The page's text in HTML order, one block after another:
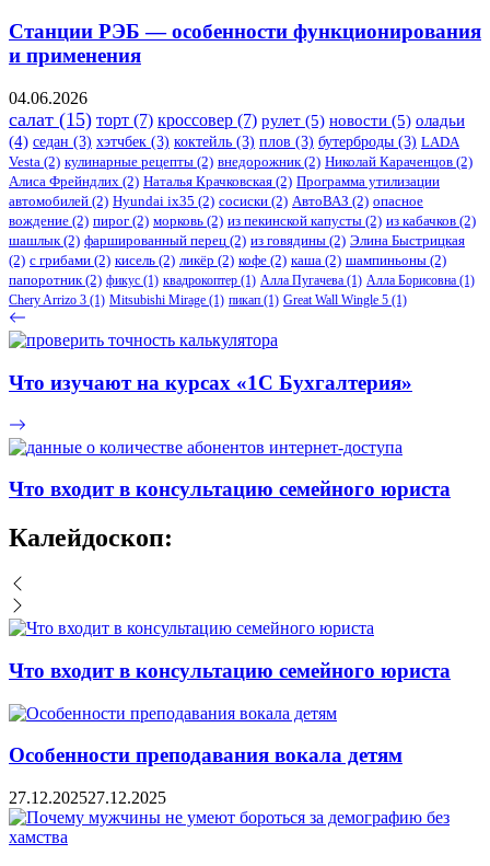
Станции РЭБ — особенности функционирования
и применения
04.06.2026
салат (15) торт (7) кроссовер (7) рулет (5) новости (5) оладьи
(4) седан (3) хэтчбек (3) коктейль (3) плов (3) бутерброды (3) LADA
Vesta (2) кулинарные рецепты (2) внедорожник(2) Николай Караченцов (2)
Алиса Фрейндлих (2) Наталья Крачковская (2) Программа утилизации
автомобилей (2) ​Hyundai ix35 (2) сосиски (2) АвтоВАЗ (2) опасное
вождение (2) пирог (2) морковь (2) из пекинской капусты (2) из кабачков (2)
шашлык(2) фаршированный перец (2) из говядины (2) Элина Быстрицкая
(2) с грибами (2) кисель (2) ликёр (2) кофе (2) каша (2) шампиньоны (2)
папоротник(2) фикус (1) квадрокоптер (1) Алла Пугачева (1) Алла Борисовна (1)
Chery Arrizo 3 (1) Mitsubishi Mirage (1) пикап (1) Great Wall Wingle 5 (1)
Что изучают на курсах «1С Бухгалтерия»
Что входит в консультацию семейного юриста
Калейдоскоп:
Что входит в консультацию семейного юриста
Особенности преподавания вокала детям
27.12.202527.12.2025